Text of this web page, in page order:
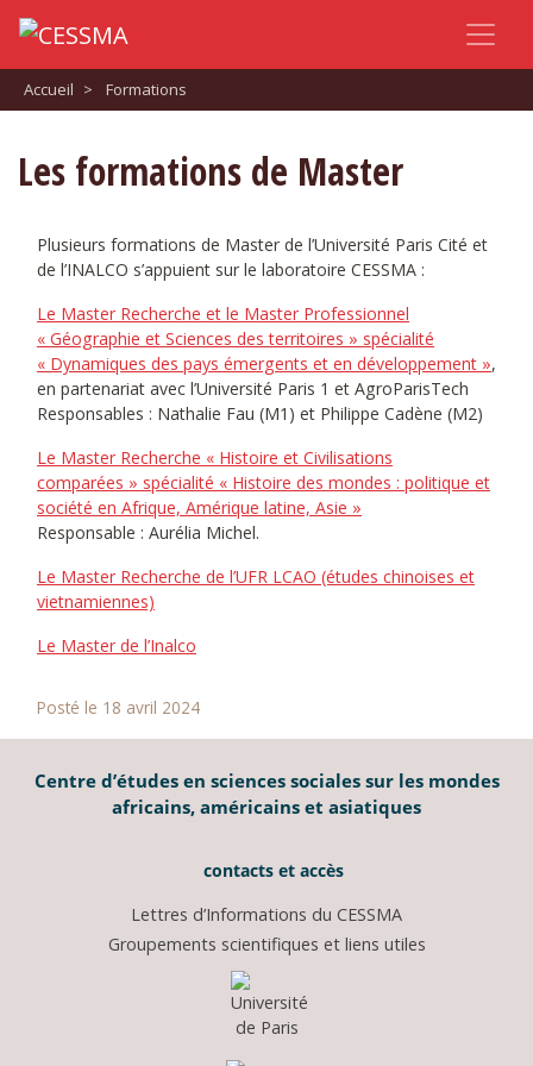
Accueil > Formations
Les formations de Master
Plusieurs formations de Master de l’Université Paris Cité et
de l’INALCO s’appuient sur le laboratoire CESSMA :
Le Master Recherche et le Master Professionnel
« Géographie et Sciences des territoires » spécialité
« Dynamiques des pays émergents et en développement »,
en partenariat avec l’Université Paris 1 et AgroParisTech
Responsables : Nathalie Fau (M1) et Philippe Cadène (M2)
Le Master Recherche « Histoire et Civilisations
comparées » spécialité « Histoire des mondes : politique et
société en Afrique, Amérique latine, Asie »
Responsable : Aurélia Michel.
Le Master Recherche de l’UFR LCAO (études chinoises et
vietnamiennes)
Le Master de l’Inalco
Posté le 18 avril 2024
Centre d’études en sciences sociales sur les mondes
africains, américains et asiatiques
contacts et accès
Lettres d’Informations du CESSMA
Groupements scientifiques et liens utiles